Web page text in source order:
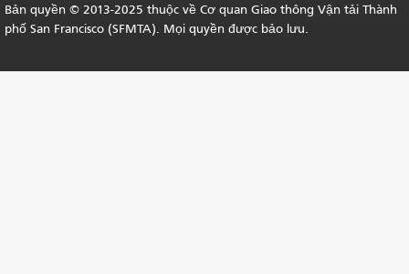
Bản quyền © 2013-2025 thuộc về Cơ quan Giao thông Vận tải Thành
phố San Francisco (SFMTA). Mọi quyền được bảo lưu.